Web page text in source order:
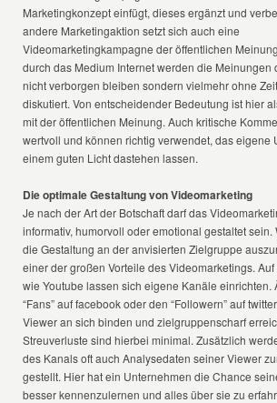
Marketingkonzept einfügt, dieses ergänzt und
andere Marketingaktion setzt sich auch eine
Videomarketingkampagne der öffentlichen
durch das Medium Internet werden die Meinungen
nicht verborgen bleiben sondern vielmehr ohne
diskutiert. Von entscheidender Bedeutung ist hier
mit der öffentlichen Meinung. Auch kritische
wertvoll und können richtig verwendet, das eigene
einem guten Licht dastehen lassen.
Die optimale Gestaltung von Videomarketing
Je nach der Art der Botschaft darf das
informativ, humorvoll oder emotional gestaltet sein.
die Gestaltung an der anvisierten Zielgruppe
einer der großen Vorteile des Videomarketings.
wie Youtube lassen sich eigene Kanäle einrichten.
“Fans” auf facebook oder den “Followern” auf
Viewer an sich binden und zielgruppenscharf
Streuverluste sind hierbei minimal. Zusätzlich
des Kanals oft auch Analysedaten seiner Viewer
gestellt. Hier hat ein Unternehmen die Chance
besser kennenzulernen und alles über sie zu